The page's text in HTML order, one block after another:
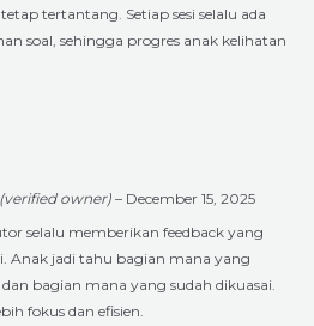
tertantang. Setiap sesi selalu ada
soal, sehingga progres anak kelihatan
(verified owner) – December 15, 2025
selalu memberikan feedback yang
Anak jadi tahu bagian mana yang
bagian mana yang sudah dikuasai.
fokus dan efisien.